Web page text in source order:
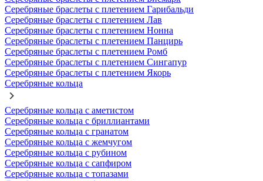
Серебряные браслеты с плетением Гарибальди
Серебряные браслеты с плетением Лав
Серебряные браслеты с плетением Нонна
Серебряные браслеты с плетением Панцирь
Серебряные браслеты с плетением Ромб
Серебряные браслеты с плетением Сингапур
Серебряные браслеты с плетением Якорь
Серебряные кольца
Серебряные кольца с аметистом
Серебряные кольца с бриллиантами
Серебряные кольца с гранатом
Серебряные кольца с жемчугом
Серебряные кольца с рубином
Серебряные кольца с сапфиром
Серебряные кольца с топазами